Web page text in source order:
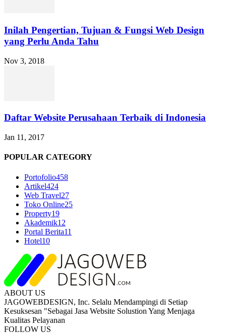
Inilah Pengertian, Tujuan & Fungsi Web Design
yang Perlu Anda Tahu
Nov 3, 2018
Daftar Website Perusahaan Terbaik di Indonesia
Jan 11, 2017
POPULAR CATEGORY
Portofolio458
Artikel424
Web Travel27
Toko Online25
Property19
Akademik12
Portal Berita11
Hotel10
ABOUT US
JAGOWEBDESIGN, Inc. Selalu Mendampingi di Setiap
Kesuksesan "Sebagai Jasa Website Solustion Yang Menjaga
Kualitas Pelayanan
FOLLOW US